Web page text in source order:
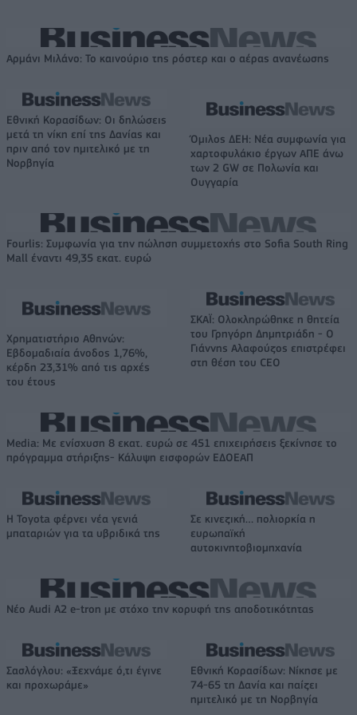
Αρμάνι Μιλάνο: Το καινούριο της ρόστερ και ο αέρας ανανέωσης
Εθνική Κορασίδων: Οι δηλώσεις
μετά τη νίκη επί της Δανίας και
πριν από τον ημιτελικό με τη
Νορβηγία
Όμιλος ΔΕΗ: Νέα συμφωνία για
χαρτοφυλάκιο έργων ΑΠΕ άνω
των 2 GW σε Πολωνία και
Ουγγαρία
Fourlis: Συμφωνία για την πώληση συμμετοχής στο Sofia South Ring
Mall έναντι 49,35 εκατ. ευρώ
Χρηματιστήριο Αθηνών:
Εβδομαδιαία άνοδος 1,76%,
κέρδη 23,31% από τις αρχές
του έτους
ΣΚΑΪ: Ολοκληρώθηκε η θητεία
του Γρηγόρη Δημητριάδη - Ο
Γιάννης Αλαφούζος επιστρέφει
στη θέση του CEO
Media: Με ενίσχυση 8 εκατ. ευρώ σε 451 επιχειρήσεις ξεκίνησε το
πρόγραμμα στήριξης- Κάλυψη εισφορών ΕΔΟΕΑΠ
Η Toyota φέρνει νέα γενιά
μπαταριών για τα υβριδικά της
Σε κινεζική… πολιορκία η
ευρωπαϊκή
αυτοκινητοβιομηχανία
Νέο Audi A2 e-tron με στόχο την κορυφή της αποδοτικότητας
Σασλόγλου: «Ξεχνάμε ό,τι έγινε
και προχωράμε»
Εθνική Κορασίδων: Νίκησε με
74-65 τη Δανία και παίζει
ημιτελικό με τη Νορβηγία